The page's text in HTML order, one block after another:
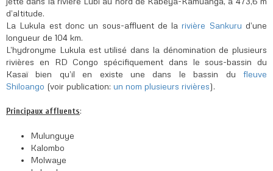
d’altitude.
La Lukula est donc un sous-affluent de larivière Sankuru d’une
longueur de 104 km.
L’hydronyme Lukula est utilisé dans la dénomination de plusieurs
rivières en RD Congo spécifiquement dans le sous-bassin du
Kasaï bien qu’il en existe une dans le bassin du fleuve
Shiloango (voir publication: un nom plusieurs rivières).
Principaux affluents:
Mulunguye
Kalombo
Molwaye